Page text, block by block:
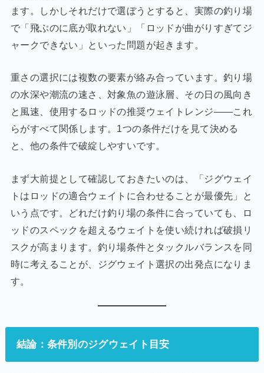
ます。しかしそれだけで選ぼうとすると、実際の釣り場
で「飛ぶのに底が取れない」「ロッドが曲がりすぎてジ
ャークできない」といった問題が起きます。
重さの選択には複数の要素が絡み合っています。釣り場
の水深や潮流の速さ、対象魚の遊泳層、その日の風向き
と風速、使用するロッドの推奨ウェイトレンジ——これ
らがすべて関係します。1つの条件だけを見て決める
と、他の条件で破綻しやすいです。
まず大前提として確認しておきたいのは、「ジグウェイ
トはロッドの適合ウェイトに合わせることが最優先」と
いう点です。どれだけ釣り場の条件に合っていても、ロ
ッドのスペックを超えるウェイトを使い続ければ破損リ
スクが高まります。釣り場条件とタックルバランスを同
時に考えることが、ジグウェイト選択の出発点になりま
す。
結論：条件別のジグウェイト目安